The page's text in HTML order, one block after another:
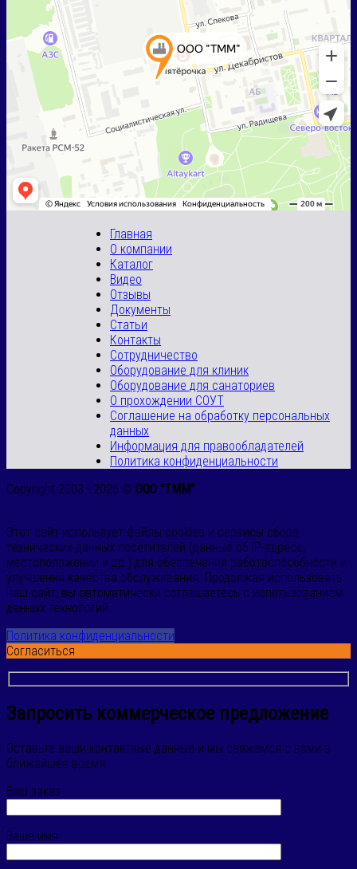
Главная
О компании
Каталог
Видео
Отзывы
Документы
Статьи
Контакты
Сотрудничество
Оборудование для клиник
Оборудование для санаториев
О прохождении СОУТ
Соглашение на обработку персональных
данных
Информация для правообладателей
Политика конфиденциальности
Copyright 2003 - 2026 © ООО "ТММ"
Этот сайт использует файлы cookies и сервисы сбора
технических данных посетителей (данные об IP-адресе,
местоположении и др.) для обеспечения работоспособности и
улучшения качества обслуживания. Продолжая использовать
наш сайт, вы автоматически соглашаетесь с использованием
данных технологий.
Политика конфиденциальности
Согласиться
Запросить коммерческое предложение
Оставьте ваши контактные данные и мы свяжемся с вами в
ближайшее время
Ваш заказ
Ваше имя